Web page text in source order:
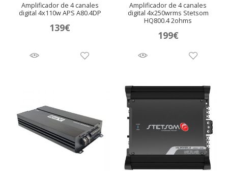
Amplificador de 4 canales
digital 4x110w APS A80.4DP
139€
Amplificador de 4 canales
digital 4x250wrms Stetsom
HQ800.4 2ohms
199€